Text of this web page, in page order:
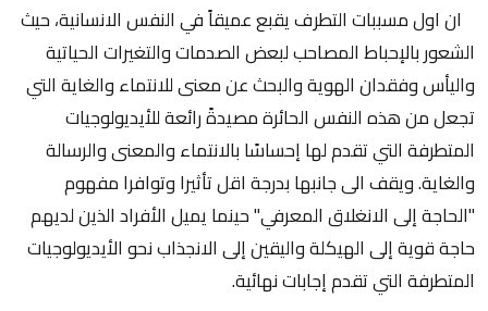
ان اول مسببات التطرف يقبع عميقاً في النفس الانسانية، حيث
الشعور بالإحباط المصاحب لبعض الصدمات والتغيرات الحياتية
واليأس وفقدان الهوية والبحث عن معنى للانتماء والغاية التي
تجعل من هذه النفس الحائرة مصيدةً رائعة للأيديولوجيات
المتطرفة التي تقدم لها إحساسًا بالانتماء والمعنى والرسالة
والغاية. ويقف الى جانبها بدرجة اقل تأثيرا وتوافرا مفهوم
"الحاجة إلى الانغلاق المعرفي" حينما يميل الأفراد الذين لديهم
حاجة قوية إلى الهيكلة واليقين إلى الانجذاب نحو الأيديولوجيات
المتطرفة التي تقدم إجابات نهائية.